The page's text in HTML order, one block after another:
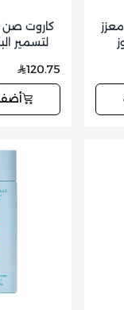
كاروت صن
لتسمير
120.75
أضف